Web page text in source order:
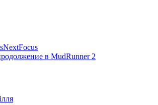
в MudRunner 2